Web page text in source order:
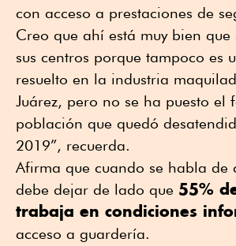
con acceso a prestaciones de
Creo que ahí está muy bien que
sus centros porque tampoco es
resuelto en la industria
Juárez, pero no se ha puesto el
población que quedó
2019”, recuerda.
Afirma que cuando se habla de
debe dejar de lado que 55%
trabaja en condiciones
acceso a guardería.